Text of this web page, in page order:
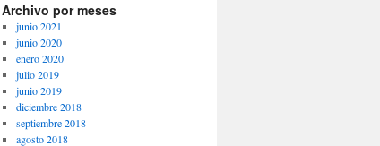
Archivo por meses
junio 2021
junio 2020
enero 2020
julio 2019
junio 2019
diciembre 2018
septiembre 2018
agosto 2018